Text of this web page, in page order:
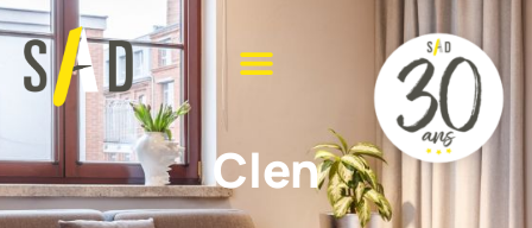
Clen